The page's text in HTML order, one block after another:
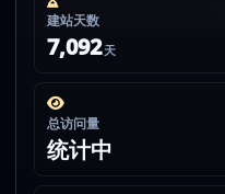
建站天数
7,092 天
总访问量
统计中